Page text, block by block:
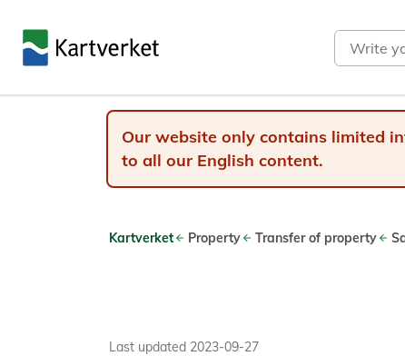
Search
Our website only contains limited
to all our English content.
Kartverket Property Transfer of property
Last updated 2023-09-27